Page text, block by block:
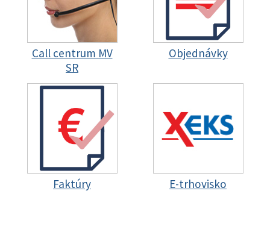
Call centrum MV
SR
Objednávky
Faktúry E-trhovisko